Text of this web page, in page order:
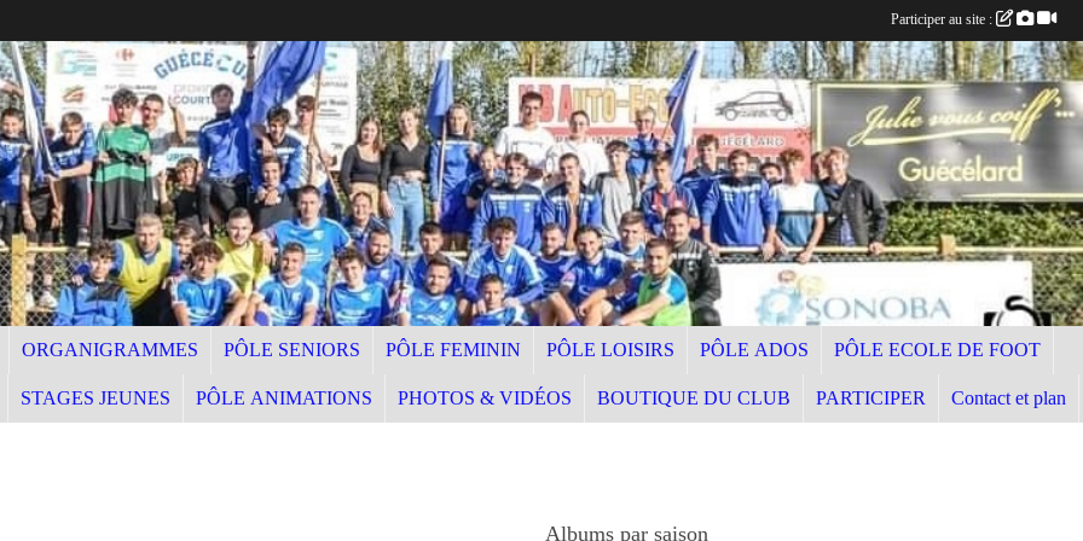
ORGANIGRAMMES PÔLE SENIORS PÔLE FEMININ PÔLE LOISIRS PÔLE ADOS PÔLE ECOLE DE FOOT
STAGES JEUNES PÔLE ANIMATIONS PHOTOS & VIDÉOS BOUTIQUE DU CLUB PARTICIPER Contact et plan
Albums par saison
Participer au site :